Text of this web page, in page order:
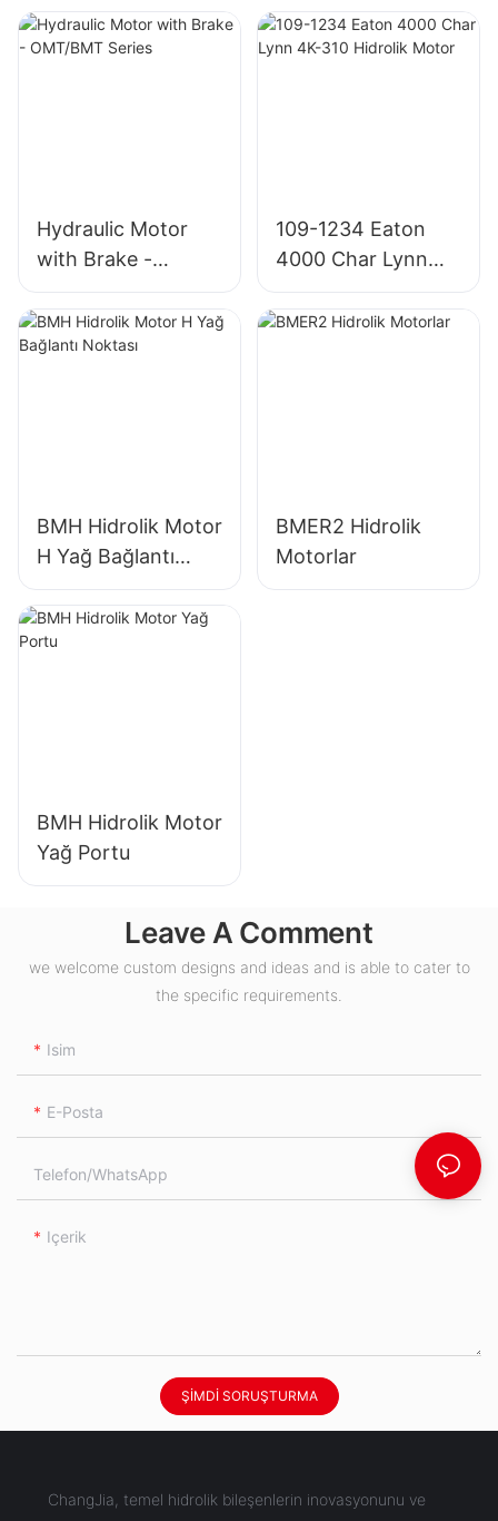
Hydraulic Motor
with Brake -
OMT/BMT Series
109-1234 Eaton
4000 Char Lynn
4K-310 Hidrolik
Motor
BMH Hidrolik Motor
H Yağ Bağlantı
Noktası
BMER2 Hidrolik
Motorlar
BMH Hidrolik Motor
Yağ Portu
Leave A Comment
we welcome custom designs and ideas and is able to cater to
the specific requirements.
Isim
E-Posta
Telefon/WhatsApp
Içerik
ŞIMDI SORUŞTURMA
ChangJia, temel hidrolik bileşenlerin inovasyonunu ve